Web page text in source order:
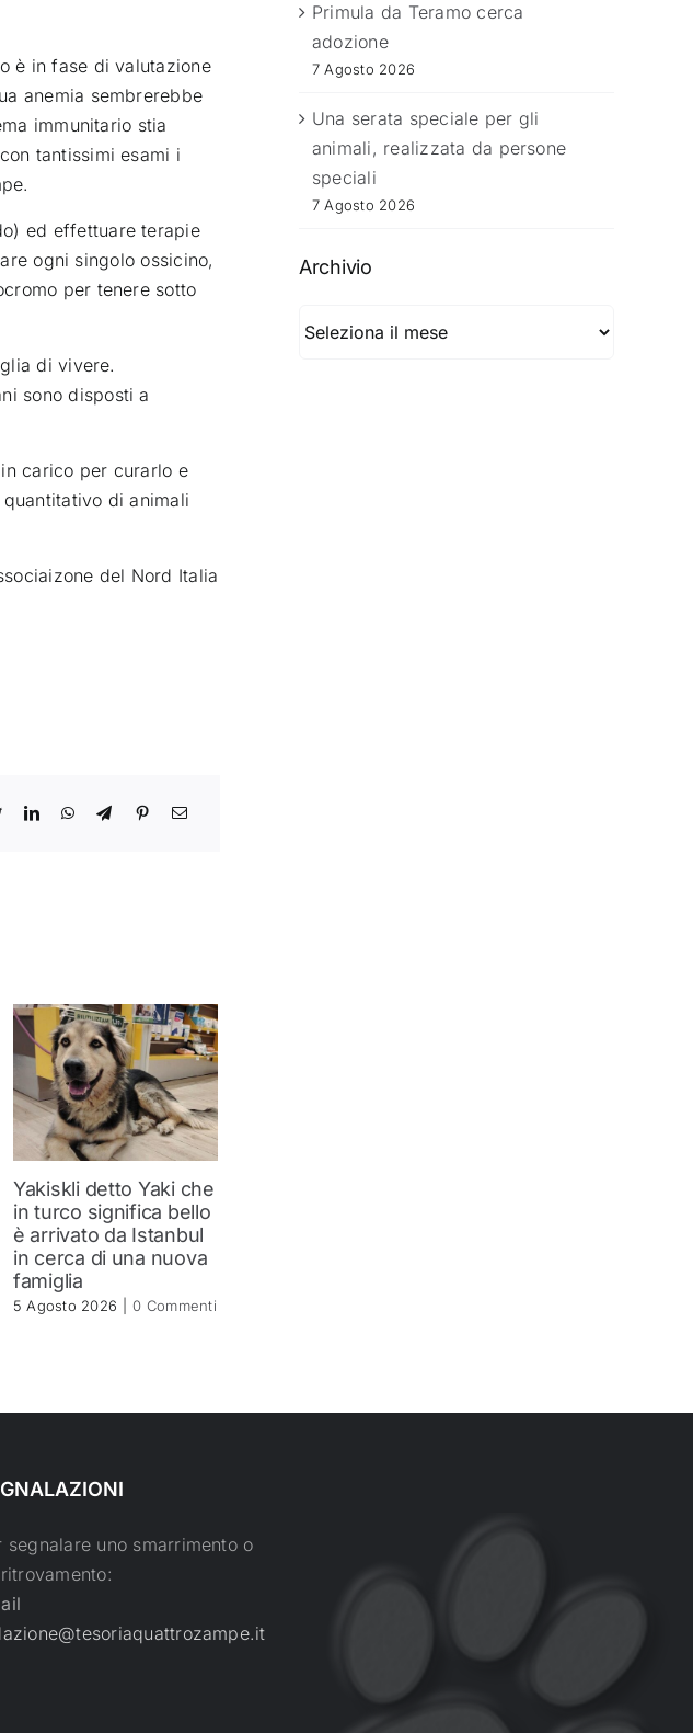
è in fase di valutazione
anemia sembrerebbe
immunitario stia
tantissimi esami i
ed effettuare terapie
ogni singolo ossicino,
per tenere sotto
di vivere.
sono disposti a
carico per curarlo e
di animali
del Nord Italia
Yakiskli detto Yaki che
in turco significa bello
è arrivato da Istanbul
in cerca di una nuova
famiglia
5 Agosto 2026 0 Commenti
Primula da Teramo cerca
adozione
7 Agosto 2026
Una serata speciale per gli
animali, realizzata da persone
speciali
7 Agosto 2026
Archivio
segnalare uno smarrimento o